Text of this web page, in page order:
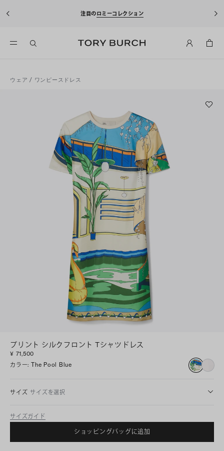
注目のロミーコレクション
ウェア / ワンピースドレス
プリント シルクフロント Tシャツドレス
¥ 71,500
カラー: The Pool Blue
サイズ サイズを選択
サイズガイド
ショッピングバッグに追加